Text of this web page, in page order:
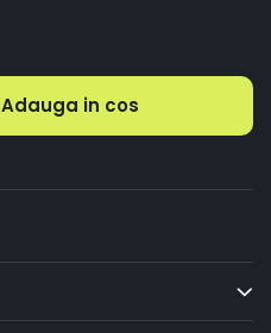
Adauga in cos